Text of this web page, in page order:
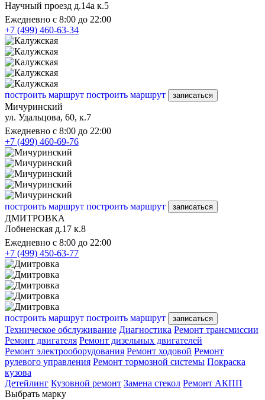
Научный проезд д.14а к.5
Ежедневно с 8:00 до 22:00
+7 (499) 460-63-34
построить маршрут построить маршрут записаться
Мичуринский
ул. Удальцова, 60, к.7
Ежедневно с 8:00 до 22:00
+7 (499) 460-69-76
построить маршрут построить маршрут записаться
ДМИТРОВКА
Лобненская д.17 к.8
Ежедневно с 8:00 до 22:00
+7 (499) 450-63-77
построить маршрут построить маршрут записаться
Техническое обслуживание Диагностика Ремонт трансмиссии
Ремонт двигателя Ремонт дизельных двигателей
Ремонт электрооборудования Ремонт ходовой Ремонт
рулевого управления Ремонт тормозной системы Покраска
кузова
Детейлинг Кузовной ремонт Замена стекол Ремонт АКПП
Выбрать марку